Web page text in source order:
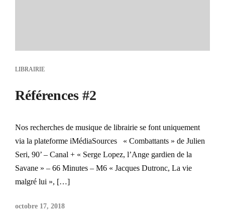
LIBRAIRIE
Références #2
Nos recherches de musique de librairie se font uniquement
via la plateforme iMédiaSources « Combattants » de Julien
Seri, 90’ – Canal + « Serge Lopez, l’Ange gardien de la
Savane » – 66 Minutes – M6 « Jacques Dutronc, La vie
malgré lui », […]
octobre 17, 2018